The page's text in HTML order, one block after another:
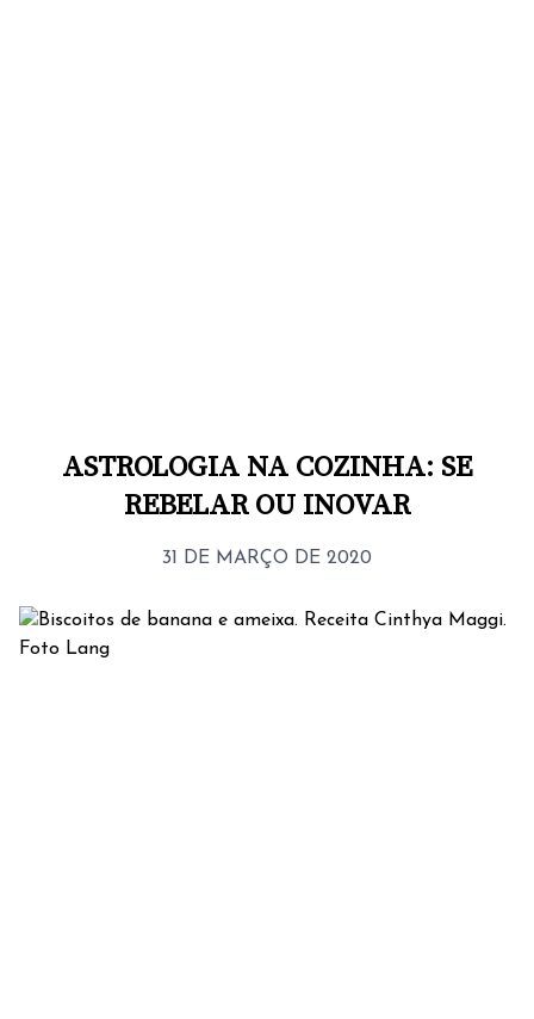
ASTROLOGIA NA COZINHA: SE
REBELAR OU INOVAR
31 DE MARÇO DE 2020